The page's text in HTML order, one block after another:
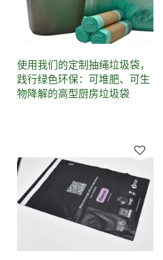
使用我们的定制抽绳垃圾袋，
践行绿色环保：可堆肥、可生
物降解的高型厨房垃圾袋